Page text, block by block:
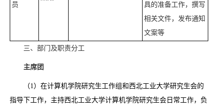
员
具的准备工作，撰写
相关文件，发布通知
文案等
三、部门及职责分工
主席团
（1）在计算机学院研究生工作组和西北工业大学研究生会的
指导下工作，主持西北工业大学计算机学院研究生会日常工作，负